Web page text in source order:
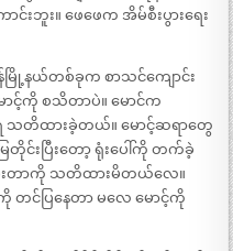
းဘူး။ ဖေဖေက အိမ်စီးပွားရေး
ြို့နယ်တစ်ခုက စာသင်ကျောင်း
ာင့်ကို စသိတာပဲ။ မောင်က
သတိထားခဲ့တယ်။ မောင့်ဆရာတွေ
ေတိုင်းပြီးတော့ ရုံးပေါ်ကို တက်ခဲ့
းတာကို သတိထားမိတယ်လေ။
င်ပြနေတာ မလေ မောင့်ကို